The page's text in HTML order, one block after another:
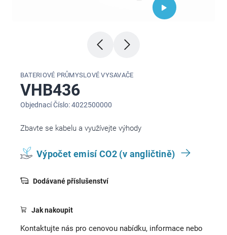
BATERIOVÉ PRŮMYSLOVÉ VYSAVAČE
VHB436
Objednací Číslo: 4022500000
Zbavte se kabelu a využívejte výhody
Výpočet emisí CO2 (v angličtině)
Dodávané příslušenství
Jak nakoupit
Kontaktujte nás pro cenovou nabídku, informace nebo